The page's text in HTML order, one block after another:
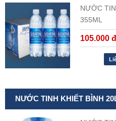
NƯỚC
355ML
105.000 đ
NƯỚC TINH KHIẾT BÌNH